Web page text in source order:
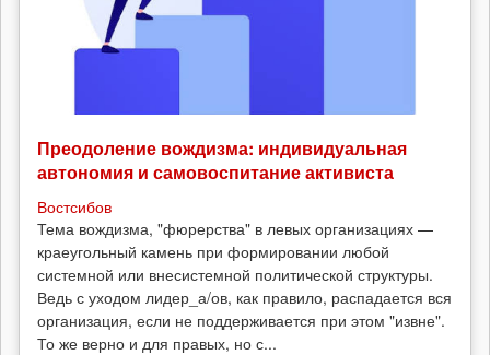
Преодоление вождизма: индивидуальная
автономия и самовоспитание активиста
Востсибов
Тема вождизма, "фюрерства" в левых организациях —
краеугольный камень при формировании любой
системной или внесистемной политической структуры.
Ведь с уходом лидер_а/ов, как правило, распадается вся
организация, если не поддерживается при этом "извне".
То же верно и для правых, но с...